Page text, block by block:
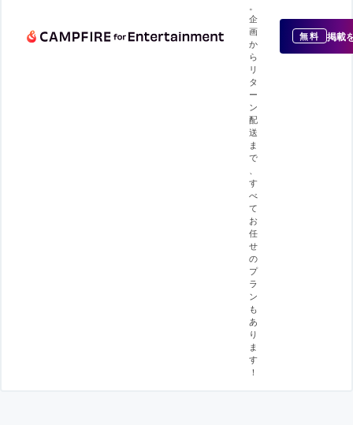
企
画
か
ら
リ
タ
ー
ン
配
送
ま
で
す
べ
て
お
任
せ
の
プ
ラ
ン
も
あ
り
ま
す
！
無料 掲載